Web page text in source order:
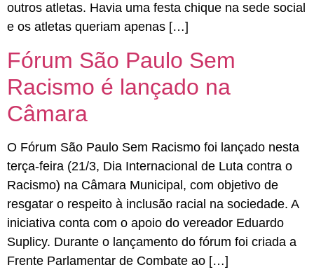
outros atletas. Havia uma festa chique na sede social
e os atletas queriam apenas […]
Fórum São Paulo Sem
Racismo é lançado na
Câmara
O Fórum São Paulo Sem Racismo foi lançado nesta
terça-feira (21/3, Dia Internacional de Luta contra o
Racismo) na Câmara Municipal, com objetivo de
resgatar o respeito à inclusão racial na sociedade. A
iniciativa conta com o apoio do vereador Eduardo
Suplicy. Durante o lançamento do fórum foi criada a
Frente Parlamentar de Combate ao […]